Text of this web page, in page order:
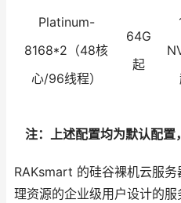
Platinum-
8168*2（48核
心/96线程）
64G
起
注：上述配置均为默认配置
RAKsmart 的硅谷裸机云服
理资源的企业级用户设计的